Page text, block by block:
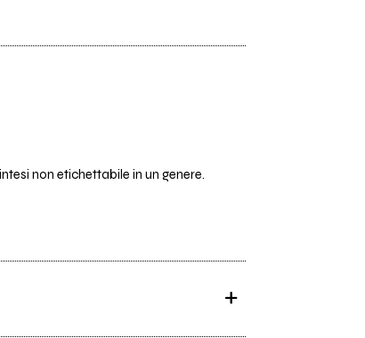
non etichettabile in un genere.